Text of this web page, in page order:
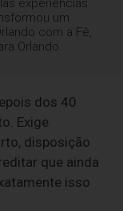
experiências
um
com a Fê,
Orlando.
dos 40
Exige
disposição
que ainda
isso